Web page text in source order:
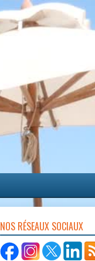
NOS RÉSEAUX SOCIAUX